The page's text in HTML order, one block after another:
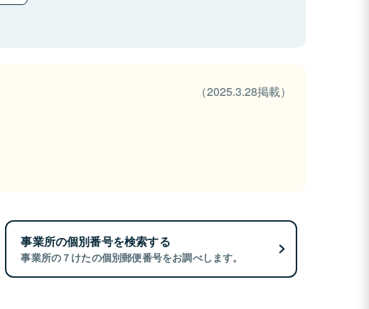
（2025.3.28掲載）
事業所の個別番号を検索する
事業所の７けたの個別郵便番号をお調べします。